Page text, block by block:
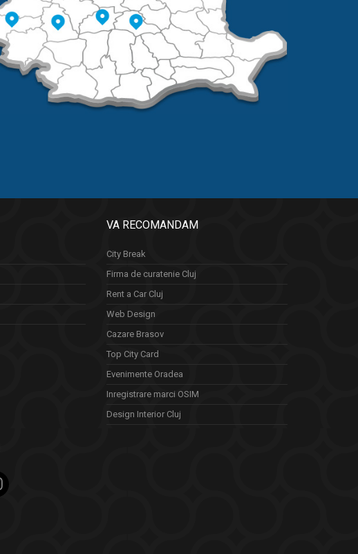
VA RECOMANDAM
City Break
Firma de curatenie Cluj
Rent a Car Cluj
Web Design
Cazare Brasov
Top City Card
Evenimente Oradea
Inregistrare marci OSIM
Design Interior Cluj